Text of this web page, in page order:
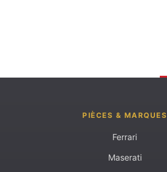
PIÈCES & MARQUES
Ferrari
Maserati